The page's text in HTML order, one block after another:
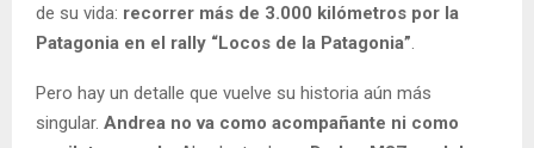
de su vida: recorrer más de 3.000 kilómetros por la
Patagonia en el rally “Locos de la Patagonia”.
Pero hay un detalle que vuelve su historia aún más
singular. Andrea no va como acompañante ni como